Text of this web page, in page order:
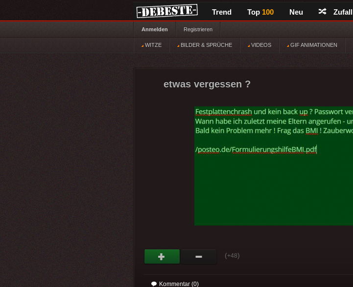
Trend Top 100 Neu Zufall
Anmelden Registrieren
WITZE BILDER & SPRÜCHE VIDEOS GIF ANIMATIONEN
etwas vergessen ?
(+48)
Kommentar (0)